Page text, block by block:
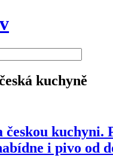
kuchyně
českou kuchyni.
i pivo od